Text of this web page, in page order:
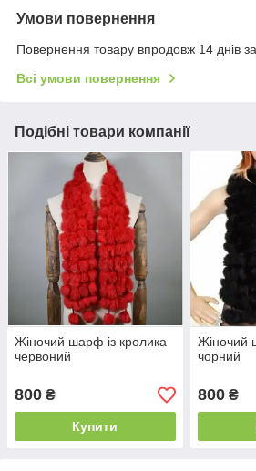
Умови повернення
Повернення товару впродовж 14 днів
Всі умови повернення
Подібні товари компанії
Жіночий шарф із кролика
червоний
800 ₴
Купити
Жіночий
чорний
800₴